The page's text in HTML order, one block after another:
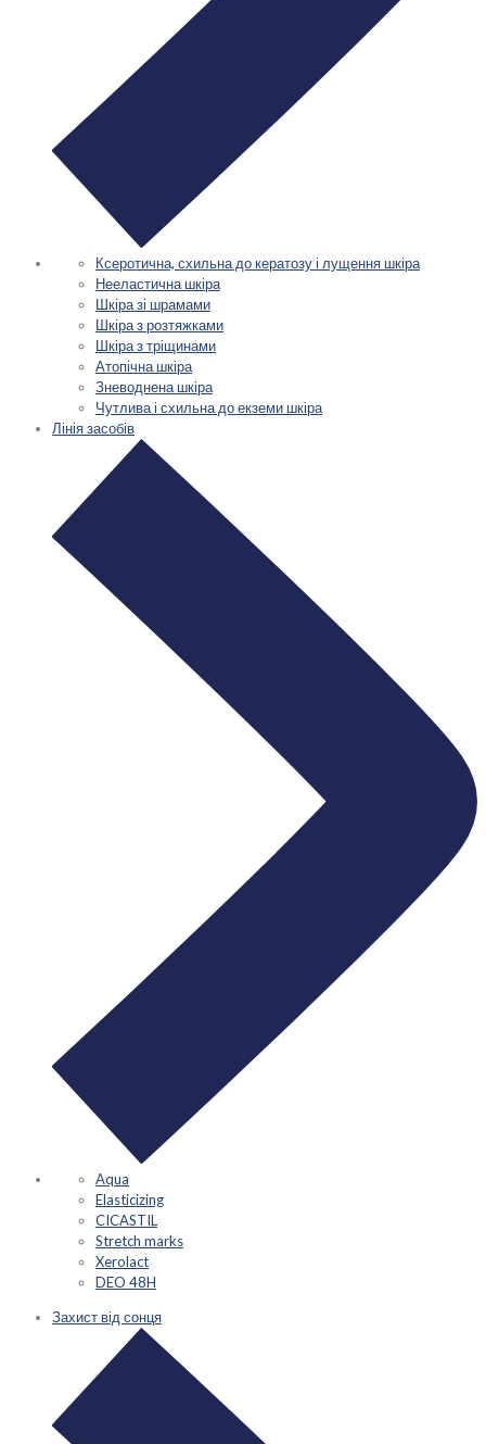
Ксеротична, схильна до кератозу і лущення шкіра
Нееластична шкіра
Шкіра зі шрамами
Шкіра з розтяжками
Шкіра з тріщинами
Атопічна шкіра
Зневоднена шкіра
Чутлива і схильна до екземи шкіра
Лінія засобів
Aqua
Elasticizing
CICASTIL
Stretch marks
Xerolact
DEO 48H
Захист від сонця